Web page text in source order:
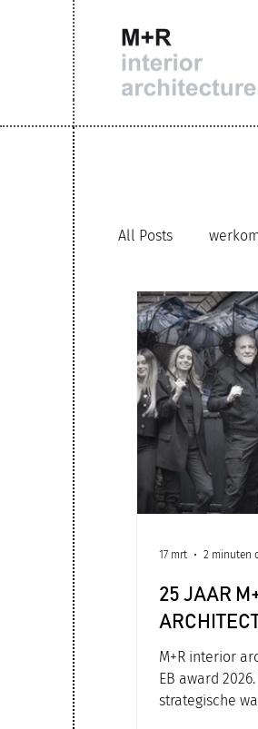
All Posts
trappen
hybride
25 JAAR
M+R interior
EB award
strategische
17 mrt 2 minuten